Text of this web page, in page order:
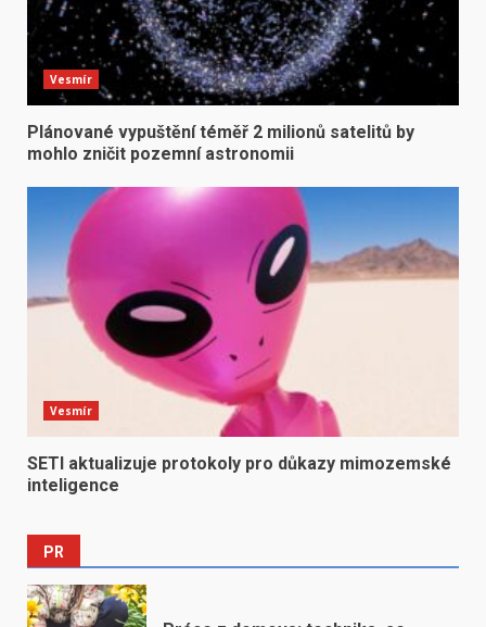
Vesmír
Plánované vypuštění téměř 2 milionů satelitů by
mohlo zničit pozemní astronomii
Vesmír
SETI aktualizuje protokoly pro důkazy mimozemské
inteligence
PR